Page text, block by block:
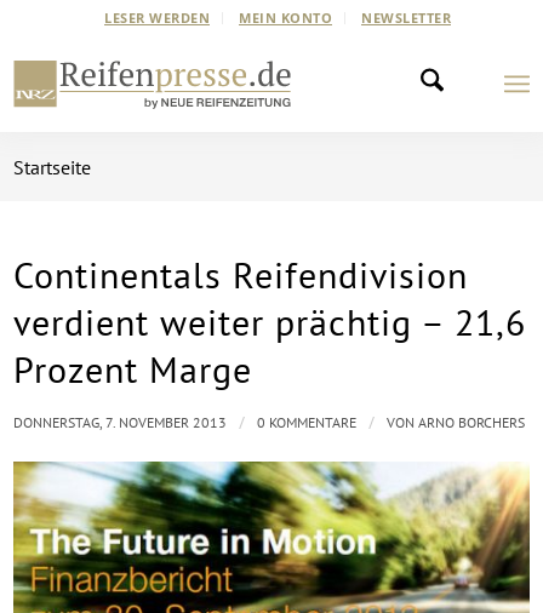
LESER WERDEN MEIN KONTO NEWSLETTER
Startseite
Continentals Reifendivision
verdient weiter prächtig – 21,6
Prozent Marge
DONNERSTAG, 7. NOVEMBER 2013 / 0 KOMMENTARE / VONARNO BORCHERS